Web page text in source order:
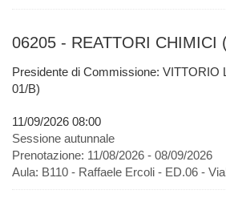
06205 - REATTORI CHIMICI
Presidente di Commissione: VITTORIO
01/B)
11/09/2026 08:00
Sessione autunnale
Prenotazione: 11/08/2026 - 08/09/2026
Aula: B110 - Raffaele Ercoli - ED.06 -